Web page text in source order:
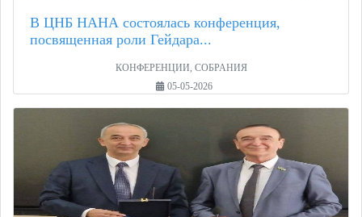
В ЦНБ НАНА состоялась конференция,
посвященная роли Гейдара...
КОНФЕРЕНЦИИ, СОБРАНИЯ
05-05-2026